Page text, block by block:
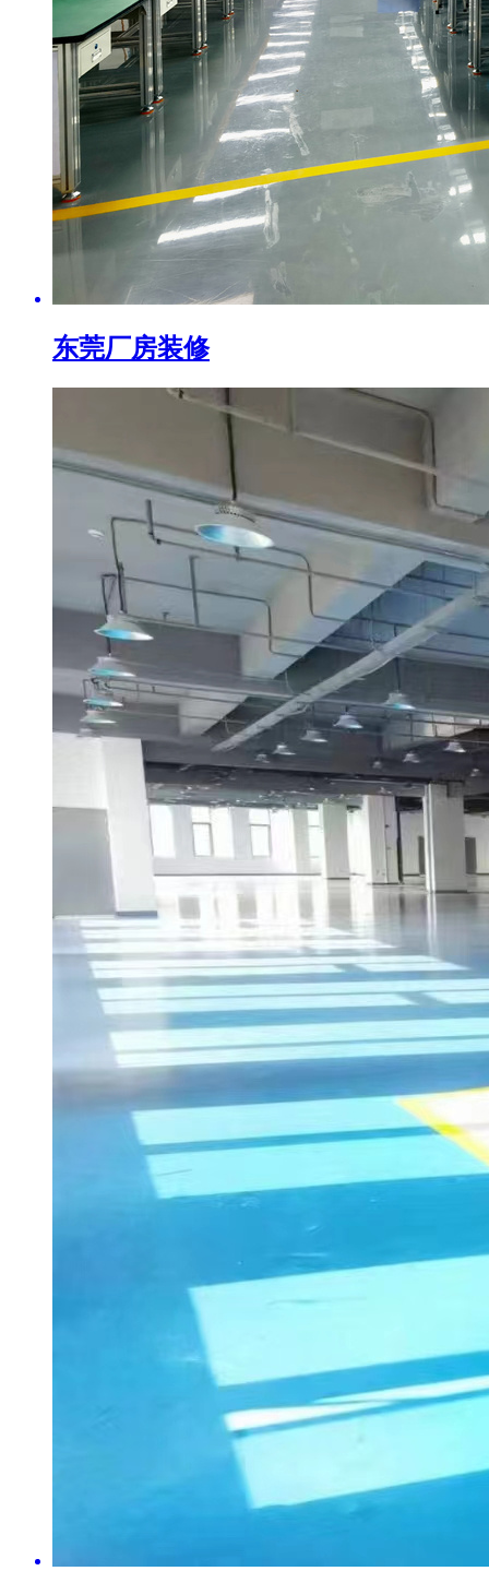
东莞厂房装修